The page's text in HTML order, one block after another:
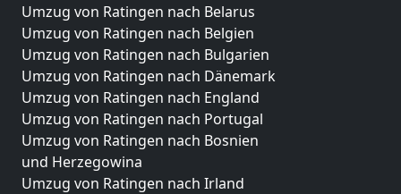
Umzug von Ratingen nach Belarus
Umzug von Ratingen nach Belgien
Umzug von Ratingen nach Bulgarien
Umzug von Ratingen nach Dänemark
Umzug von Ratingen nach England
Umzug von Ratingen nach Portugal
Umzug von Ratingen nach Bosnien
und Herzegowina
Umzug von Ratingen nach Irland